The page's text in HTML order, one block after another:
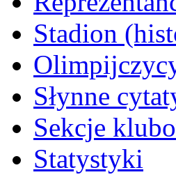
Stadion
Słynne
Sekcje
Statystyki